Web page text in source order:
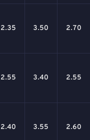
2.35 3.50 2.70
2.55 3.40 2.55
2.40 3.55 2.60